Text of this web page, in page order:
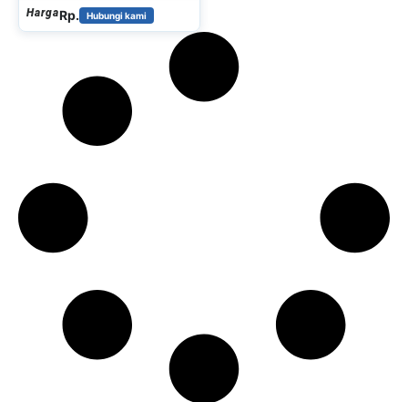
HargaRp. Hubungi kami